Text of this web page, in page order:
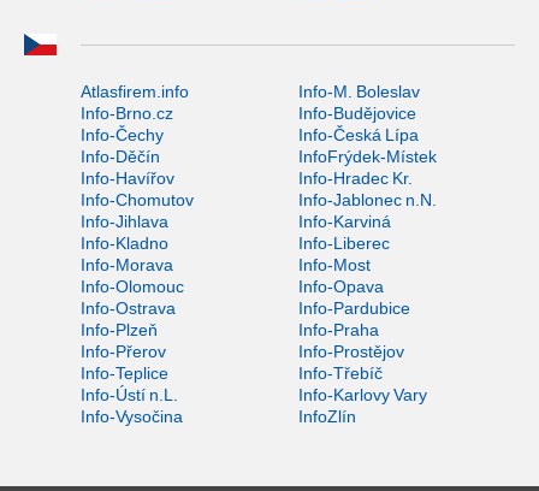
Atlasfirem.info
Info-M. Boleslav
Info-Brno.cz
Info-Budějovice
Info-Čechy
Info-Česká Lípa
Info-Děčín
InfoFrýdek-Místek
Info-Havířov
Info-Hradec Kr.
Info-Chomutov
Info-Jablonec n.N.
Info-Jihlava
Info-Karviná
Info-Kladno
Info-Liberec
Info-Morava
Info-Most
Info-Olomouc
Info-Opava
Info-Ostrava
Info-Pardubice
Info-Plzeň
Info-Praha
Info-Přerov
Info-Prostějov
Info-Teplice
Info-Třebíč
Info-Ústí n.L.
Info-Karlovy Vary
Info-Vysočina
InfoZlín